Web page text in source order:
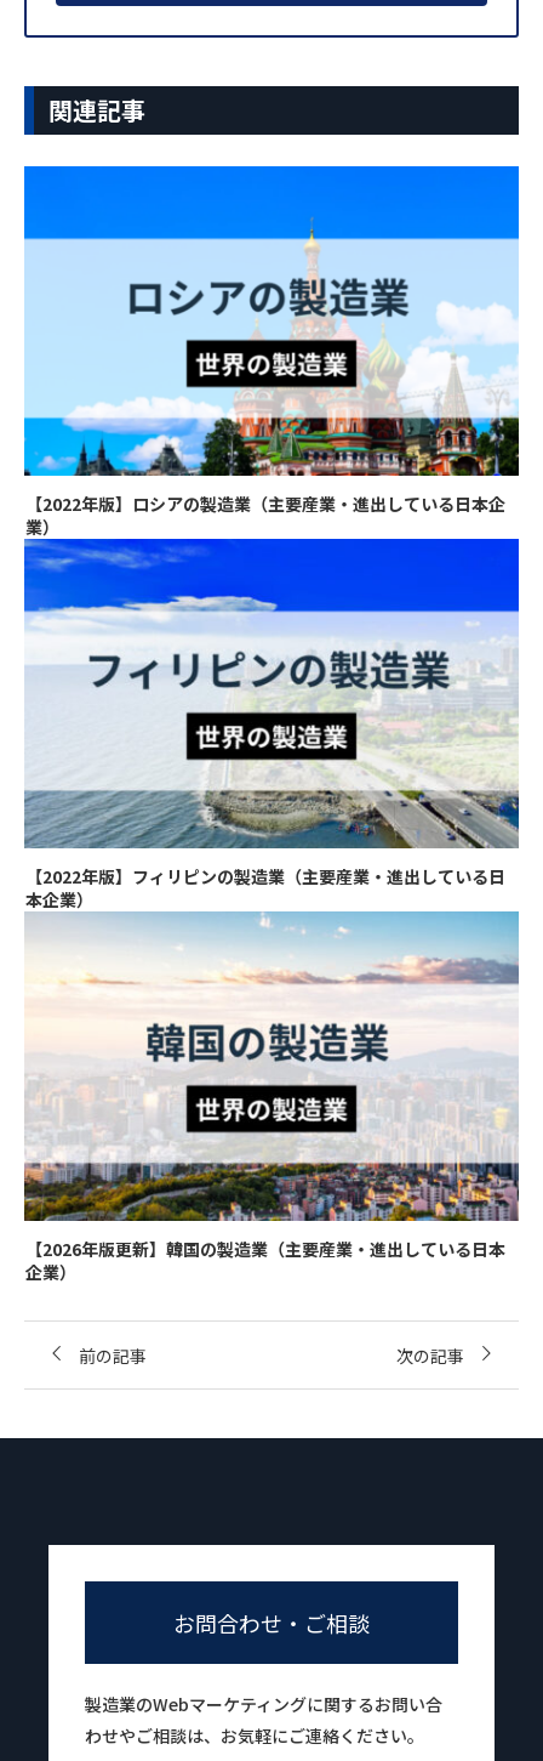
関連記事
【2022年版】ロシアの製造業（主要産業・進出している日本企
業）
【2022年版】フィリピンの製造業（主要産業・進出している日
本企業）
【2026年版更新】韓国の製造業（主要産業・進出している日本
企業）
前の記事 次の記事
お問合わせ・ご相談
製造業のWebマーケティングに関するお問い合
わせやご相談は、お気軽にご連絡ください。